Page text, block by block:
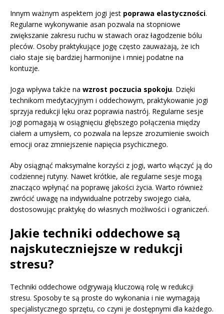
Innym ważnym aspektem jogi jest poprawa elastyczności.
Regularne wykonywanie asan pozwala na stopniowe
zwiększanie zakresu ruchu w stawach oraz łagodzenie bólu
pleców. Osoby praktykujące jogę często zauważają, że ich
ciało staje się bardziej harmonijne i mniej podatne na
kontuzje.
Joga wpływa także na wzrost poczucia spokoju. Dzięki
technikom medytacyjnym i oddechowym, praktykowanie jogi
sprzyja redukcji lęku oraz poprawia nastrój. Regularne sesje
jogi pomagają w osiągnięciu głębszego połączenia między
ciałem a umysłem, co pozwala na lepsze zrozumienie swoich
emocji oraz zmniejszenie napięcia psychicznego.
Aby osiągnąć maksymalne korzyści z jogi, warto włączyć ją do
codziennej rutyny. Nawet krótkie, ale regularne sesje mogą
znacząco wpłynąć na poprawę jakości życia. Warto również
zwrócić uwagę na indywidualne potrzeby swojego ciała,
dostosowując praktykę do własnych możliwości i ograniczeń.
Jakie techniki oddechowe są
najskuteczniejsze w redukcji
stresu?
Techniki oddechowe odgrywają kluczową rolę w redukcji
stresu. Sposoby te są proste do wykonania i nie wymagają
specjalistycznego sprzętu, co czyni je dostępnymi dla każdego.